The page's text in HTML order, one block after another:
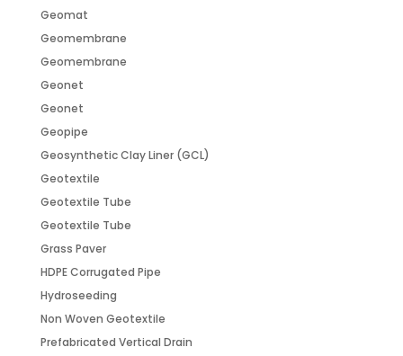
Geomat
Geomembrane
Geomembrane
Geonet
Geonet
Geopipe
Geosynthetic Clay Liner (GCL)
Geotextile
Geotextile Tube
Geotextile Tube
Grass Paver
HDPE Corrugated Pipe
Hydroseeding
Non Woven Geotextile
Prefabricated Vertical Drain